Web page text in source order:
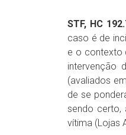
STF, HC
caso é de
e o contexto
intervenção
(avaliados
de se
sendo certo,
vítima (Lojas